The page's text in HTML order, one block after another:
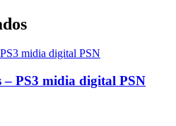
– PS3 midia digital PSN